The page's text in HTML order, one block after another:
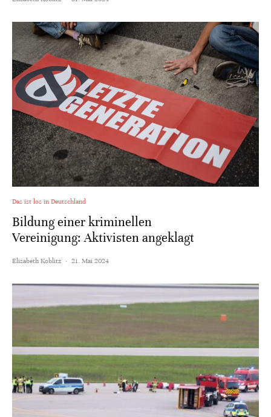
Das ist los in Deutschland
Bildung einer kriminellen
Vereinigung: Aktivisten angeklagt
Elisabeth Koblitz · 21. Mai 2024